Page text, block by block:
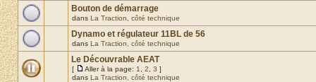
Bouton de démarrage
dans La Traction, côté technique
Dynamo et régulateur 11BL de 56
dans La Traction, côté technique
Le Découvrable AEAT
[ Aller à la page: 1 2 3 ]
dans La Traction, côté technique